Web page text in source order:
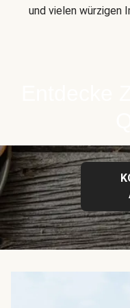
und vielen würzigen